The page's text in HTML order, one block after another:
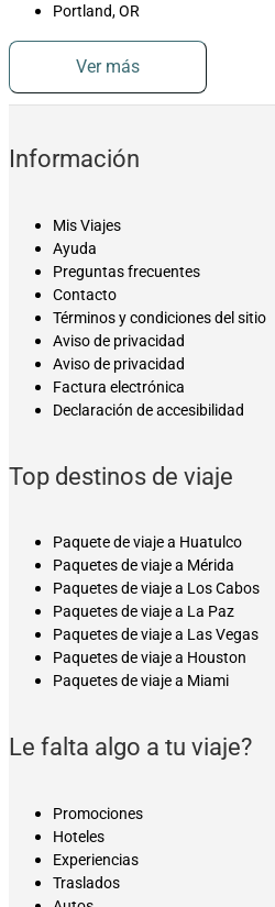
Portland, OR
Ver más
Información
Mis Viajes
Ayuda
Preguntas frecuentes
Contacto
Términos y condiciones del sitio
Aviso de privacidad
Aviso de privacidad
Factura electrónica
Declaración de accesibilidad
Top destinos de viaje
Paquete de viaje a Huatulco
Paquetes de viaje a Mérida
Paquetes de viaje a Los Cabos
Paquetes de viaje a La Paz
Paquetes de viaje a Las Vegas
Paquetes de viaje a Houston
Paquetes de viaje a Miami
Le falta algo a tu viaje?
Promociones
Hoteles
Experiencias
Traslados